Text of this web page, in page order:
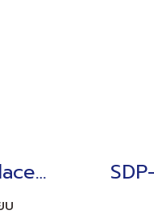
SDP-ET Displacement Transducer 50/100mm
บ